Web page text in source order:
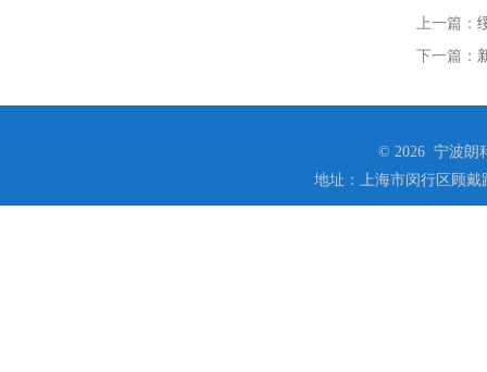
上一篇：
下一篇：
© 2026 宁波朗
地址：上海市闵行区顾